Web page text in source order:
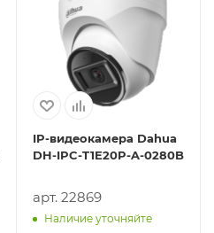
IP-видеокамера Dahua
DH-IPC-T1E20P-A-0280B
арт. 22869
Наличие уточняйте